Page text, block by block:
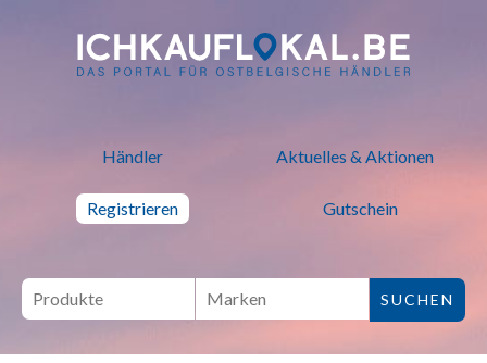
ich kauf lokal - Bei lokalen
Händler Aktuelles & Aktionen
Registrieren Gutschein